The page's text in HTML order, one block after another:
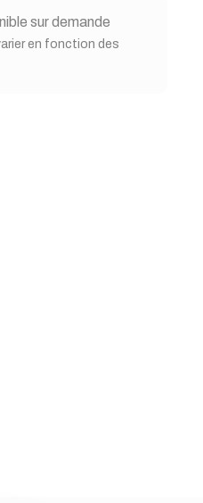
sur demande
en fonction des